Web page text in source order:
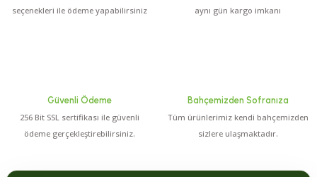
seçenekleri ile ödeme yapabilirsiniz
aynı gün kargo imkanı
Güvenli Ödeme
256 Bit SSL sertifikası ile güvenli
ödeme gerçekleştirebilirsiniz.
Bahçemizden Sofranıza
Tüm ürünlerimiz kendi bahçemizden
sizlere ulaşmaktadır.